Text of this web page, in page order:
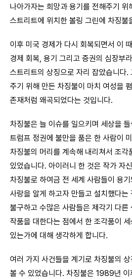
나아가자는 희망과 용기를 전해주기
스트리트에 위치한 볼링 그린에 차징불
이후 미국 경제가 다시 회복되면서 이
경제 회복, 용기 그리고 증권의 심장부
스트리트의 상징으로 자리 잡았습니다.
주기 위해 만든 차징불이 마치 여성을
존재처럼 왜곡되었다는 것입니다.
차징불은 늘 이슈를 일으키며 세상을
트럼프 정권에 불만을 품은 한 사람이
차징불의 머리를 계속해 내리쳐서 조각
있었습니다. 아이러니 한 것은 작가 자
차징불로 하여금 전 세계 사람들이 용
사랑을 알게 하고자 만들고 설치했다는
불구하고 수많은 사람들은 제각기 다른
작품을 대한다는 점에서 한 조각품이
있는가에 대해 생각하게 합니다.
여러 가지 사건들을 계기로 차징불의
볼 수 있었습니다. 차징불은 1989년 이